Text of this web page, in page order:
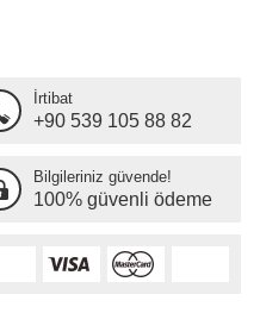
İrtibat
+90 539 105 88 82
Bilgileriniz güvende!
100% güvenli ödeme